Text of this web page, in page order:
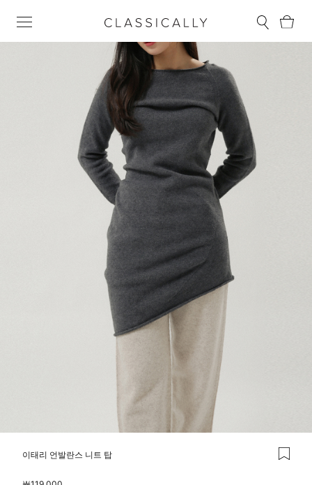
이태리 언발란스 니트 탑